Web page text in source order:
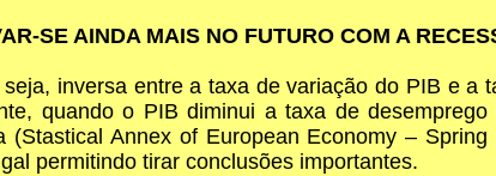
SE AINDA MAIS NO FUTURO COM A
inversa entre a taxa de variação do PIB e
quando o PIB diminui a taxa de
(Stastical Annex of European Economy –
permitindo tirar conclusões importantes.